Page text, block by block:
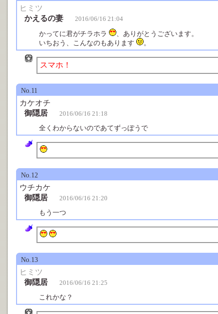
ヒミツ
かえるの妻
2016/06/16 21:04
かってに君がチラホラ
、ありがとうございます。
いちおう、こんなのもあります
。
スマホ！
No.11
カケオチ
御隠居
2016/06/16 21:18
全くわからないのであてずっぽうで
No.12
ウチカケ
御隠居
2016/06/16 21:20
もう一つ
No.13
ヒミツ
御隠居
2016/06/16 21:25
これかな？